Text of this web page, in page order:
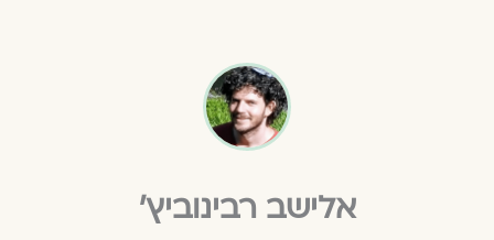
אלישב רבינוביץ'